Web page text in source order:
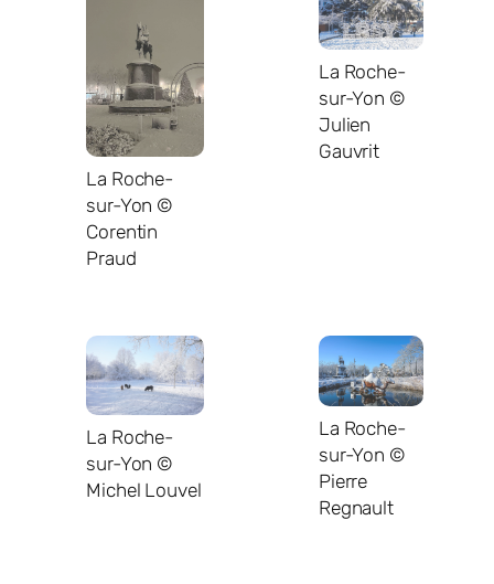
La Roche-
sur-Yon ©
Corentin
Praud
La Roche-
sur-Yon ©
Julien
Gauvrit
La Roche-
sur-Yon ©
Michel Louvel
La Roche-
sur-Yon ©
Pierre
Regnault